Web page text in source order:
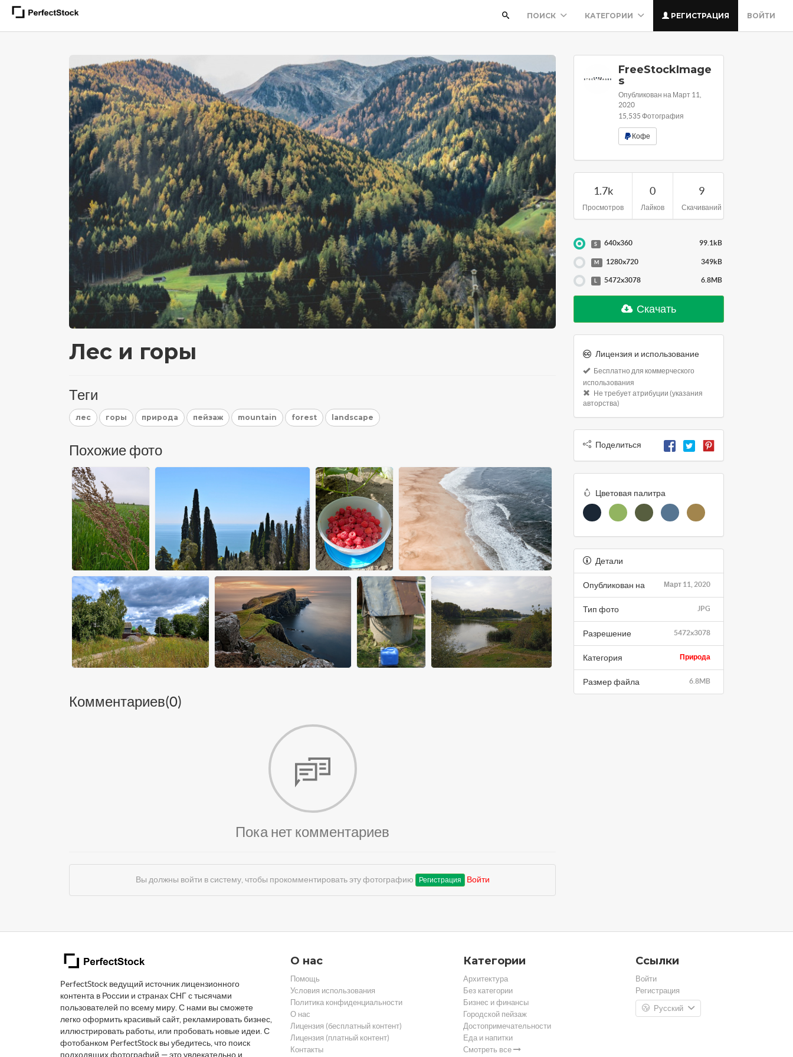
ПОИСК КАТЕГОРИИ РЕГИСТРАЦИЯ ВОЙТИ
Лес и горы
Теги
лес горы природа пейзаж mountain forest landscape
Похожие фото
Комментариев(0)
Пока нет комментариев
Вы должны войти в систему, чтобы прокомментировать эту фотографию Регистрация Войти
FreeStockImage
s
Опубликован на Март 11,
2020
15,535 Фотография
Кофе
1.7k
Просмотров
0
Лайков
9
Скачиваний
S 640x360 99.1kB
M 1280x720 349kB
L 5472x3078 6.8MB
Скачать
Лицензия и использование
Бесплатно для коммерческого
использования
Не требует атрибуции (указания
авторства)
Поделиться
Цветовая палитра
Детали
Март 11, 2020
Опубликован на
JPG
Тип фото
5472x3078
Разрешение
Природа
Категория
6.8MB
Размер файла
PerfectStock ведущий источник лицензионного
контента в России и странах СНГ с тысячами
пользователей по всему миру. С нами вы сможете
легко оформить красивый сайт, рекламировать бизнес,
иллюстрировать работы, или пробовать новые идеи. С
фотобанком PerfectStock вы убедитесь, что поиск
подходящих фотографий — это увлекательно и
О нас
Помощь
Условия использования
Политика конфиденциальности
О нас
Лицензия (бесплатный контент)
Лицензия (платный контент)
Контакты
Категории
Архитектура
Без категории
Бизнес и финансы
Городской пейзаж
Достопримечательности
Еда и напитки
Смотреть все
Ссылки
Войти
Регистрация
Русский